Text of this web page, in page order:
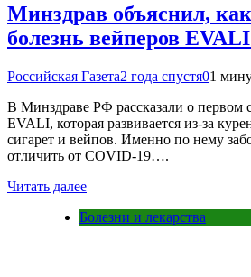
Минздрав объяснил,
болезнь вейперов
Российская Газета2 года спустя01
В Минздраве РФ рассказали о первом
EVALI, которая развивается из-за
сигарет и вейпов. Именно по нему
отличить от COVID-19….
Читать далее
Болезни и лекарства